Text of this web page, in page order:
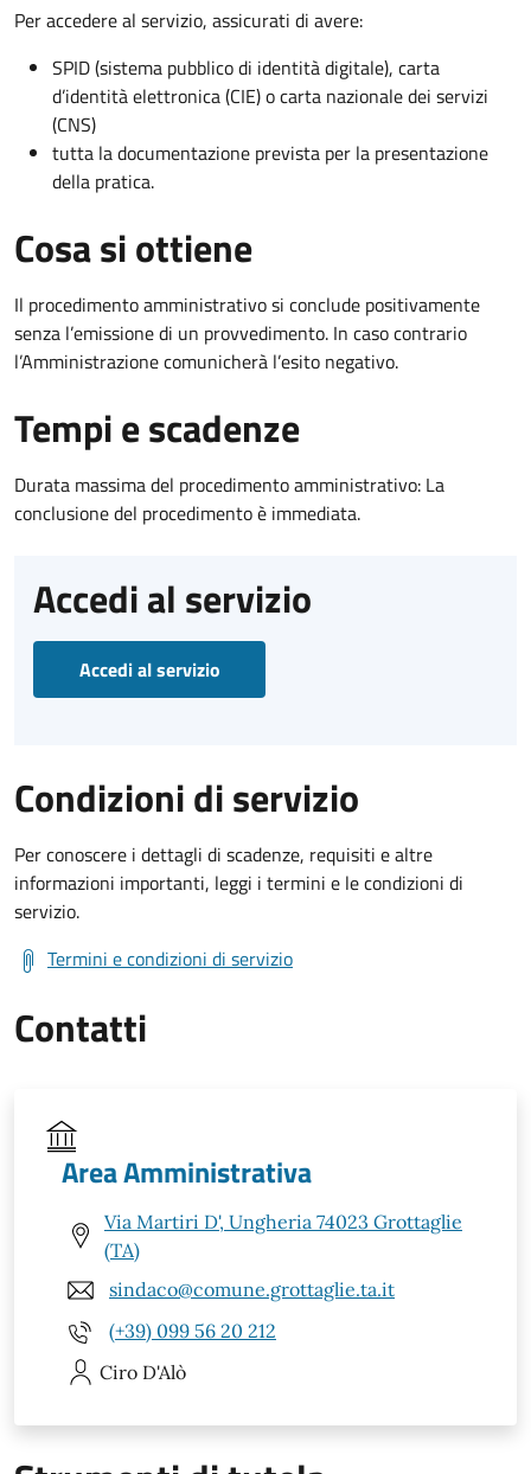
Per accedere al servizio, assicurati di avere:
SPID (sistema pubblico di identità digitale), carta
d’identità elettronica (CIE) o carta nazionale dei servizi
(CNS)
tutta la documentazione prevista per la presentazione
della pratica.
Cosa si ottiene
Il procedimento amministrativo si conclude positivamente
senza l’emissione di un provvedimento. In caso contrario
l’Amministrazione comunicherà l’esito negativo.
Tempi e scadenze
Durata massima del procedimento amministrativo: La
conclusione del procedimento è immediata.
Accedi al servizio
Accedi al servizio
Condizioni di servizio
Per conoscere i dettagli di scadenze, requisiti e altre
informazioni importanti, leggi i termini e le condizioni di
servizio.
Termini e condizioni di servizio
Contatti
Area Amministrativa
Via Martiri D', Ungheria 74023 Grottaglie
(TA)
sindaco@comune.grottaglie.ta.it
(+39) 099 56 20 212
Ciro D'Alò